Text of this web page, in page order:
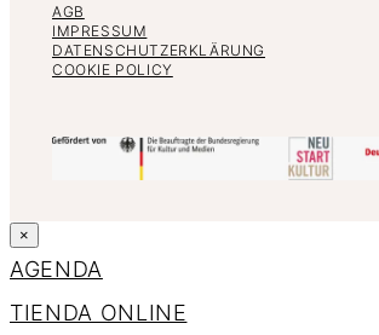
AGB
IMPRESSUM
DATENSCHUTZERKLÄRUNG
COOKIE POLICY
×
AGENDA
TIENDA ONLINE